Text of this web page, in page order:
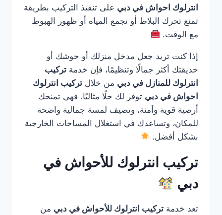
انترلوك احواش في دبي على تنفيذ التركيب بطريقة
تمنع تحرك البلاط أو تجمع المياه أو ظهور الهبوط
مع الوقت.
إذا كنت تريد جعل مدخل منزلك أو حوشك أو
حديقتك أكثر جمالًا وتنظيمًا، فإن خدمة تركيب
انترلوك للمنازل في دبي من خلال تركيب انترلوك
احواش في دبي توفر لك حلًا مثاليًا. فهي تمنحك
أرضية قوية وآمنة، وتضيف لمسة جمالية واضحة
للمكان، وتساعدك في استغلال المساحات الخارجية
بشكل أفضل.
تركيب انترلوك للأحواش في
دبي
تعد خدمة تركيب انترلوك للأحواش في دبي من